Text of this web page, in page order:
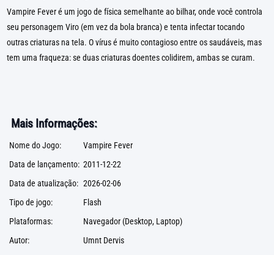
Vampire Fever é um jogo de física semelhante ao bilhar, onde você controla
seu personagem Viro (em vez da bola branca) e tenta infectar tocando
outras criaturas na tela. O vírus é muito contagioso entre os saudáveis, mas
tem uma fraqueza: se duas criaturas doentes colidirem, ambas se curam.
Mais Informações:
Nome do Jogo:
Vampire Fever
Data de lançamento: 2011-12-22
Data de atualização: 2026-02-06
Tipo de jogo:
Flash
Plataformas:
Navegador (Desktop, Laptop)
Autor:
Umnt Dervis